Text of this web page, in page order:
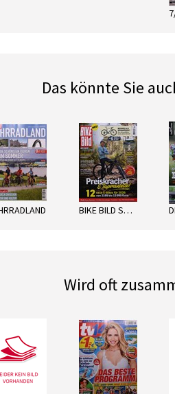
Das könnte Sie
BIKE BILD SPEZIAL
next
Wird oft
next